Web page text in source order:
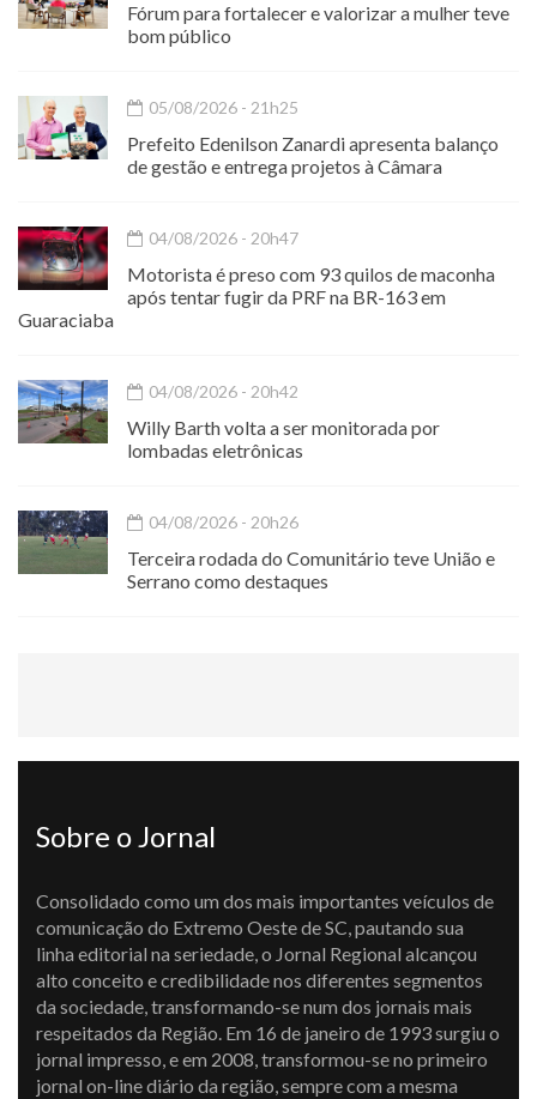
Fórum para fortalecer e valorizar a mulher teve
bom público
05/08/2026 - 21h25
Prefeito Edenilson Zanardi apresenta balanço
de gestão e entrega projetos à Câmara
04/08/2026 - 20h47
Motorista é preso com 93 quilos de maconha
após tentar fugir da PRF na BR-163 em
Guaraciaba
04/08/2026 - 20h42
Willy Barth volta a ser monitorada por
lombadas eletrônicas
04/08/2026 - 20h26
Terceira rodada do Comunitário teve União e
Serrano como destaques
Sobre o Jornal
Consolidado como um dos mais importantes veículos de
comunicação do Extremo Oeste de SC, pautando sua
linha editorial na seriedade, o Jornal Regional alcançou
alto conceito e credibilidade nos diferentes segmentos
da sociedade, transformando-se num dos jornais mais
respeitados da Região. Em 16 de janeiro de 1993 surgiu o
jornal impresso, e em 2008, transformou-se no primeiro
jornal on-line diário da região, sempre com a mesma